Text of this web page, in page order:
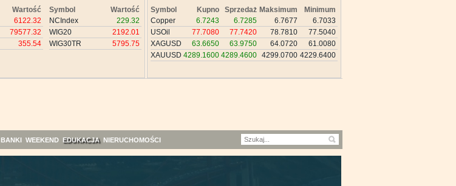
Wartość
6122.32
79577.32
355.54
Symbol
Wartość
NCIndex
229.32
WIG20
2192.01
WIG30TR
5795.75
Symbol Kupno Sprzedaż Maksimum
Minimum
Copper
6.7243 6.7285 6.7677
6.7033
USOil
77.7080 77.7420 78.7810
77.5040
XAGUSD
63.6650 63.9750 64.0720
61.0080
XAUUSD 4289.1600 4289.4600 4299.0700 4229.6400
BANKI WEEKEND EDUKACJA NIERUCHOMOŚCI